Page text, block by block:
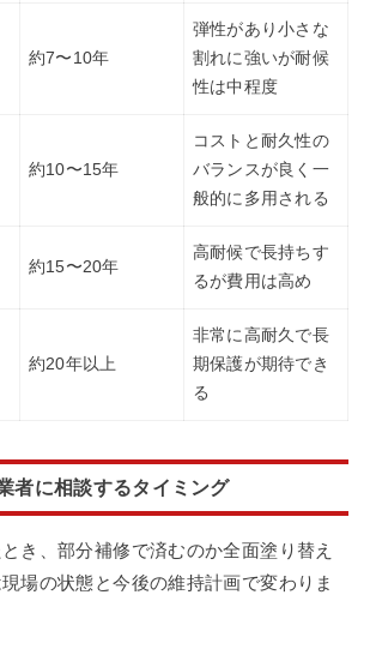
約7〜10年
弾性があり小さな
割れに強いが耐候
性は中程度
約10〜15年
コストと耐久性の
バランスが良く一
般的に多用される
約15〜20年
高耐候で長持ちす
るが費用は高め
約20年以上
非常に高耐久で長
期保護が期待でき
る
者に相談するタイミング
き、部分補修で済むのか全面塗り替え
場の状態と今後の維持計画で変わりま